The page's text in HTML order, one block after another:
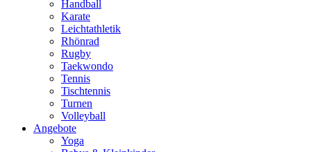
Handball
Karate
Leichtathletik
Rhönrad
Rugby
Taekwondo
Tennis
Tischtennis
Turnen
Volleyball
Angebote
Yoga